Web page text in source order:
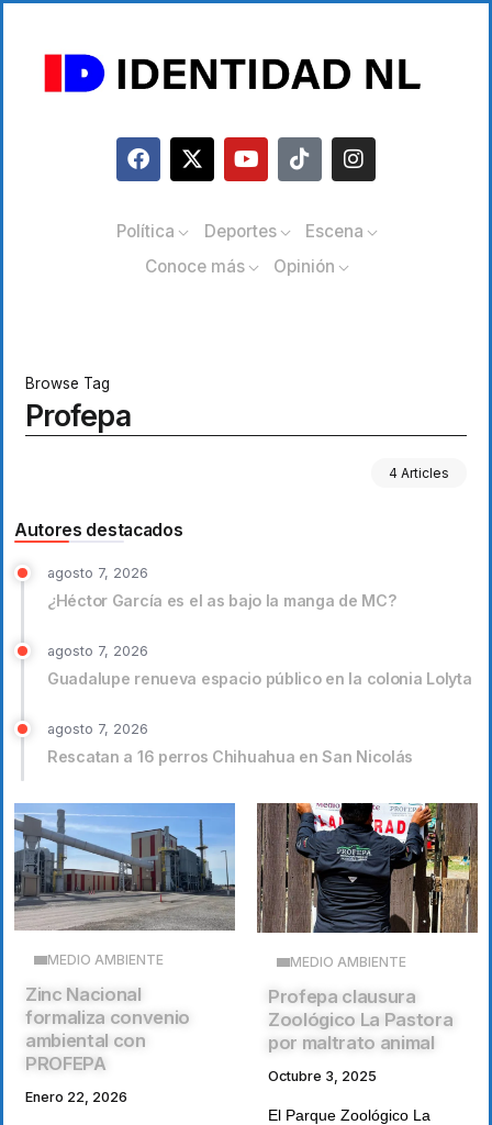
Política Deportes
Escena
Conoce más
Opinión
Browse Tag
Profepa
4 Articles
Autores destacados
agosto 7, 2026
¿Héctor García es el as bajo la manga de MC?
agosto 7, 2026
Guadalupe renueva espacio público en la colonia Lolyta
agosto 7, 2026
Rescatan a 16 perros Chihuahua en San Nicolás
MEDIO AMBIENTE
Zinc Nacional
formaliza convenio
ambiental con
PROFEPA
Enero 22, 2026
MEDIO AMBIENTE
Profepa clausura
Zoológico La Pastora
por maltrato animal
Octubre 3, 2025
El Parque Zoológico La